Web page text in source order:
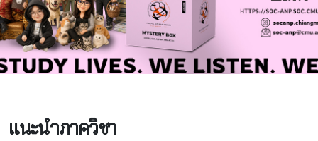
แนะนำภาควิชา